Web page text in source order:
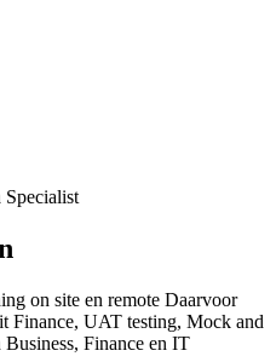
Specialist
on site en remote Daarvoor
Finance, UAT testing, Mock and
Business, Finance en IT